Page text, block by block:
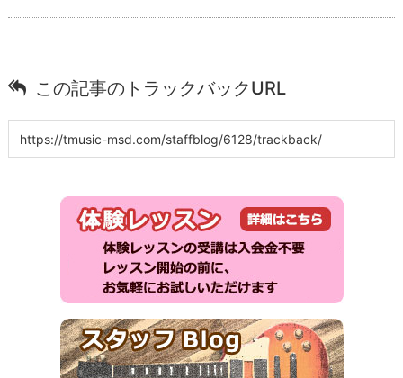
この記事のトラックバックURL